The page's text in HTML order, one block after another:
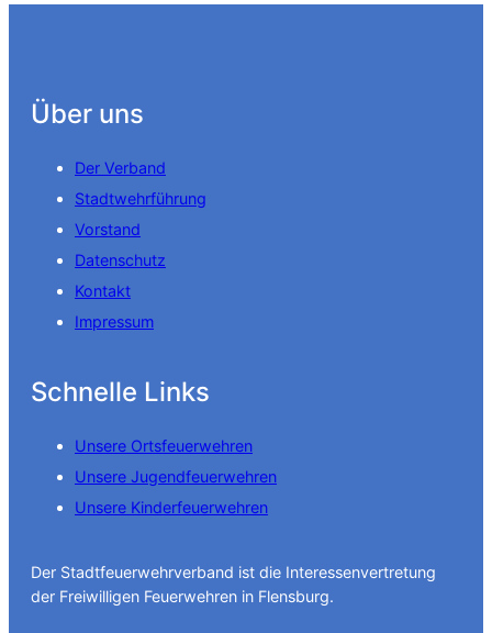
Über uns
Der Verband
Stadtwehrführung
Vorstand
Datenschutz
Kontakt
Impressum
Schnelle Links
Unsere Ortsfeuerwehren
Unsere Jugendfeuerwehren
Unsere Kinderfeuerwehren
Der Stadtfeuerwehrverband ist die Interessenvertretung
der Freiwilligen Feuerwehren in Flensburg.